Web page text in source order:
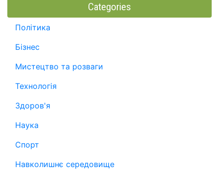
Categories
Політика
Бізнес
Мистецтво та розваги
Технологія
Здоров'я
Наука
Спорт
Навколишнє середовище